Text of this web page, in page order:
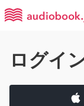
ログイ